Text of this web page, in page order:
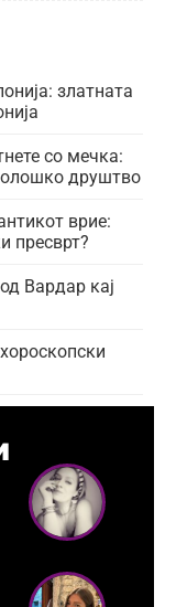
златната
со мечка:
друштво
врие:
пресврт?
Вардар кај